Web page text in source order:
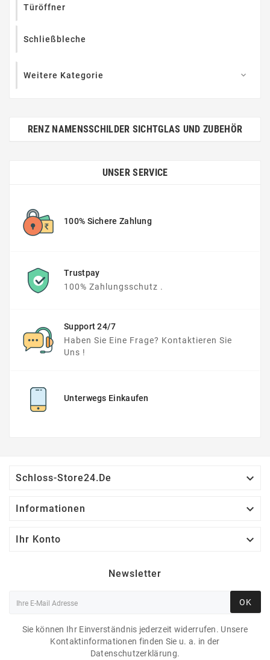
Türöffner
Schließbleche
Weitere Kategorie 
RENZ NAMENSSCHILDER SICHTGLAS UND ZUBEHÖR
UNSER SERVICE
100% Sichere Zahlung
Trustpay
100% Zahlungsschutz .
Support 24/7
Haben Sie Eine Frage? Kontaktieren Sie
Uns !
Unterwegs Einkaufen
Schloss-Store24.de 
Informationen 
Ihr Konto 
Newsletter
OK
Sie können Ihr Einverständnis jederzeit widerrufen. Unsere
Kontaktinformationen finden Sie u. a. in der
Datenschutzerklärung.